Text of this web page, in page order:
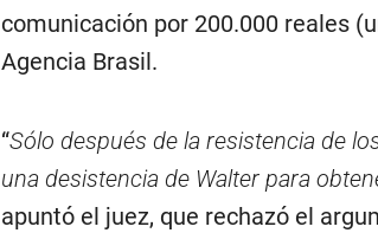
comunicación por 200.000 reales
Agencia Brasil.
“Sólo después de la resistencia de
una desistencia de Walter para
apuntó el juez, que rechazó el